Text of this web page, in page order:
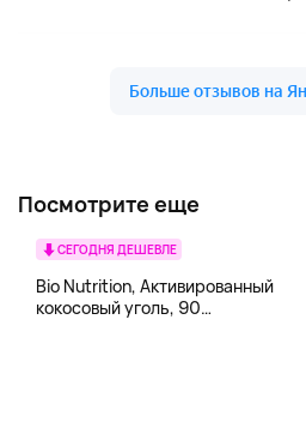
Посмотрите еще
СЕГОДНЯ ДЕШЕВЛЕ
Bio Nutrition, Активированный
кокосовый уголь, 90